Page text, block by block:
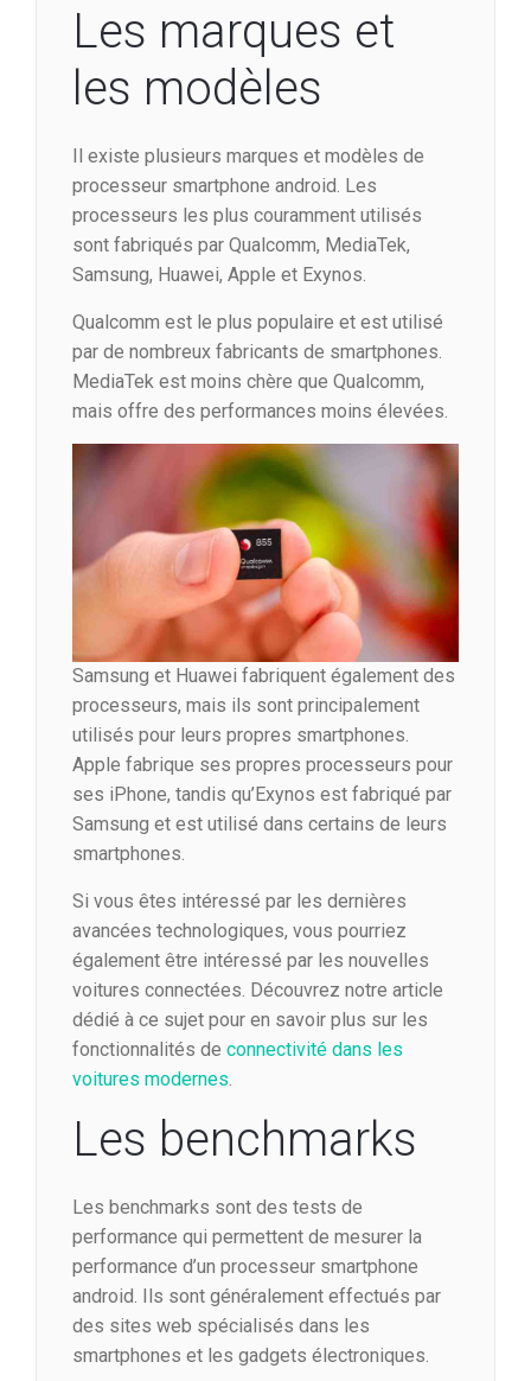
Les marques et
les modèles
Il existe plusieurs marques et modèles de
processeur smartphone android. Les
processeurs les plus couramment utilisés
sont fabriqués par Qualcomm, MediaTek,
Samsung, Huawei, Apple et Exynos.
Qualcomm est le plus populaire et est utilisé
par de nombreux fabricants de smartphones.
MediaTek est moins chère que Qualcomm,
mais offre des performances moins élevées.
Samsung et Huawei fabriquent également des
processeurs, mais ils sont principalement
utilisés pour leurs propres smartphones.
Apple fabrique ses propres processeurs pour
ses iPhone, tandis qu’Exynos est fabriqué par
Samsung et est utilisé dans certains de leurs
smartphones.
Si vous êtes intéressé par les dernières
avancées technologiques, vous pourriez
également être intéressé par les nouvelles
voitures connectées. Découvrez notre article
dédié à ce sujet pour en savoir plus sur les
fonctionnalités de connectivité dans les
voitures modernes.
Les benchmarks
Les benchmarks sont des tests de
performance qui permettent de mesurer la
performance d’un processeur smartphone
android. Ils sont généralement effectués par
des sites web spécialisés dans les
smartphones et les gadgets électroniques.